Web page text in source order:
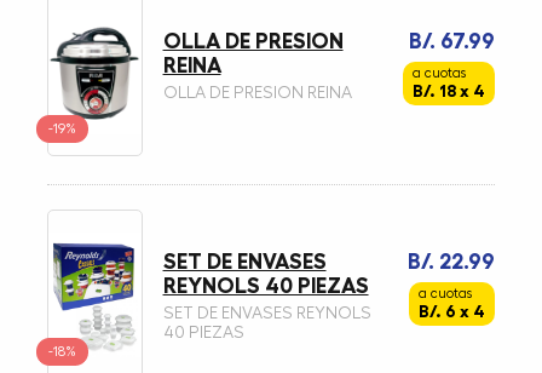
-19%
B/. 67.99
a cuotas
B/. 18 x 4
OLLA DE PRESION
REINA
OLLA DE PRESION REINA
-18%
B/. 22.99
a cuotas
B/. 6 x 4
SET DE ENVASES
REYNOLS 40 PIEZAS
SET DE ENVASES REYNOLS
40 PIEZAS